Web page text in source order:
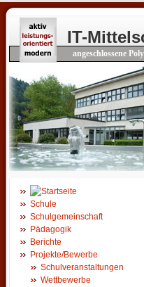
IT-
angeschlossene
Schule
Schulgemeinschaft
Pädagogik
Berichte
Projekte/Bewerbe
Schulveranstaltungen
Wettbewerbe